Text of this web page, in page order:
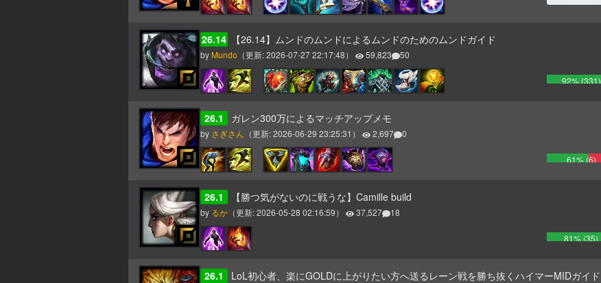
26.14 【26.14】ムンドのムンドによるムンドのためのムンドガイド
by Mundo （更新:2026-07-27 22:17:48） 59,823 50
92% (331)
26.1 ガレン300万によるマッチアップメモ
by さぎさん （更新:2026-06-29 23:25:31 ） 2,697 0
61% (6)
26.1 【勝つ気がないのに戦うな】Camille build
by るか （更新:2026-05-28 02:16:59） 37,527 18
81% (35)
26.1 LoL初心者、楽にGOLDに上がりたい方へ送るレーン戦を勝ち抜くハイマーMIDガイド【パッチ17】